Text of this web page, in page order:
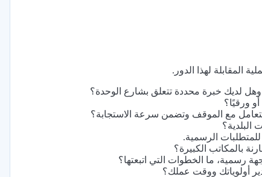
المقابلة لهذا الدور.
وهل لديك خبرة محددة تتعلق بشارع الوحدة؟
ورقيًا؟
تتعامل مع الموقف وتضمن سرعة الاستجابة؟
البلدية؟
الرسمية.
بالمكاتب الكبيرة؟
ما الخطوات التي اتبعتها؟
أولوياتك ووقت عملك؟